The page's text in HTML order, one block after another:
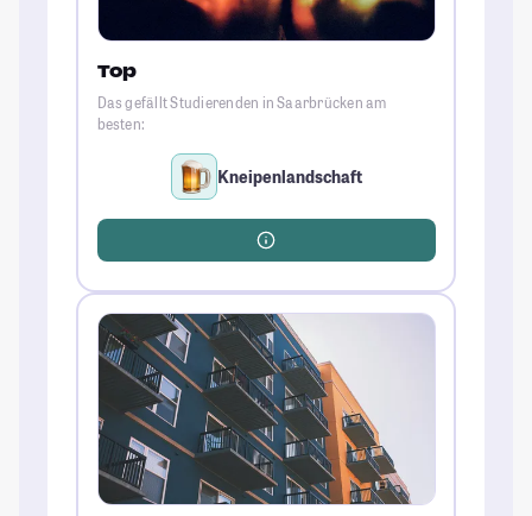
Top
Das gefällt Studierenden in Saarbrücken am
besten:
Kneipenlandschaft